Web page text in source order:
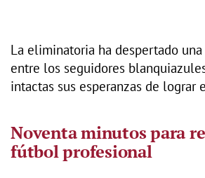
La eliminatoria ha despertado
entre los seguidores
intactas sus esperanzas de lograr
Noventa minutos para
fútbol profesional